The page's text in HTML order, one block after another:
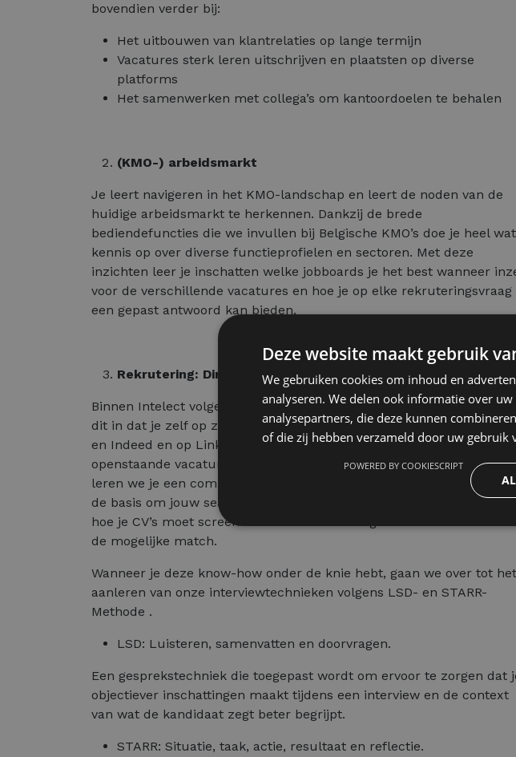
bovendien verder bij:
Het uitbouwen van klantrelaties op lange termijn
Vacatures sterk leren uitschrijven en plaatsten op diverse
platforms
Het samenwerken met collega’s om kantoordoelen te behalen
(KMO-) arbeidsmarkt
Je leert navigeren in het KMO-landschap en leert de noden van de
huidige arbeidsmarkt te herkennen. Dankzij de brede
bediendefuncties die we invullen bij Belgische KMO’s doe je heel wat
kennis op over diverse functieprofielen en sectoren. Met deze
inzichten leer je inschatten welke jobboards je het best wanneer
voor de verschillende vacatures en hoe je op elke rekruteringsvraag
een gepast antwoord kan bieden.
Rekrutering: Direct search
Binnen Intelect volgen we het Direct Search principe. Concreet
dit in dat je zelf op zoek gaat via verschillende jobboards zoals VDAB
en Indeed en op LinkedIn naar potentiële kandidaten voor de
openstaande vacatures. Om hier efficiënt mee aan de slag te gaan,
leren we je een competentieprofiel opmaken per vacature. Dit vormt
de basis om jouw search op te starten. Vervolgens brengen we je bij
hoe je CV’s moet screenen om een inschatting te kunnen maken van
de mogelijke match.
Wanneer je deze know-how onder de knie hebt, gaan we over tot het
aanleren van onze interviewtechnieken volgens LSD- en STARR-
Methode .
LSD: Luisteren, samenvatten en doorvragen.
Een gesprekstechniek die toegepast wordt om ervoor te zorgen dat
objectiever inschattingen maakt tijdens een interview en de context
van wat de kandidaat zegt beter begrijpt.
STARR: Situatie, taak, actie, resultaat en reflectie.
Deze website maakt gebruik
We gebruiken cookies om inhoud en
analyseren. We delen ook informatie over
analysepartners, die deze kunnen
of die zij hebben verzameld door uw gebruik
POWERED BY COOKIESCRIPT